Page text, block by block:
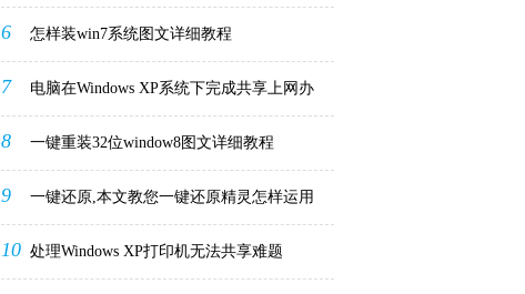
6 怎样装win7系统图文详细教程
7 电脑在Windows XP系统下完成共享上网办
法
8 一键重装32位window8图文详细教程
9 一键还原,本文教您一键还原精灵怎样运用
10 处理Windows XP打印机无法共享难题